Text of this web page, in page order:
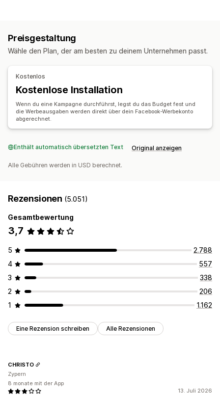
KI-Targeting Retargeting
KI-Optimierung
Gebotsoptimierung
KI-Copywriting
Influencer:innen und Affiliates
Pixel-Verwaltung
Leistungsanalyse
A/B-Tests
Conversion-Tracking
Kosten pro Akquisition
Synchronisierung von Angeboten
Preisgestaltung
Wähle den Plan, der am besten zu deinem Unternehmen passt.
Kostenlos
Kostenlose Installation
Wenn du eine Kampagne durchführst, legst du das Budget fest und
die Werbeausgaben werden direkt über dein Facebook-Werbekonto
abgerechnet.
Enthält automatisch übersetzten Text Original anzeigen
Alle Gebühren werden in USD berechnet.
Rezensionen (5.051)
Gesamtbewertung
3,7
5
2.788
4
557
3
338
2
206
1
1.162
Eine Rezension schreiben Alle Rezensionen
13. Juli 2026
CHRISTO
Zypern
8 monate mit der App